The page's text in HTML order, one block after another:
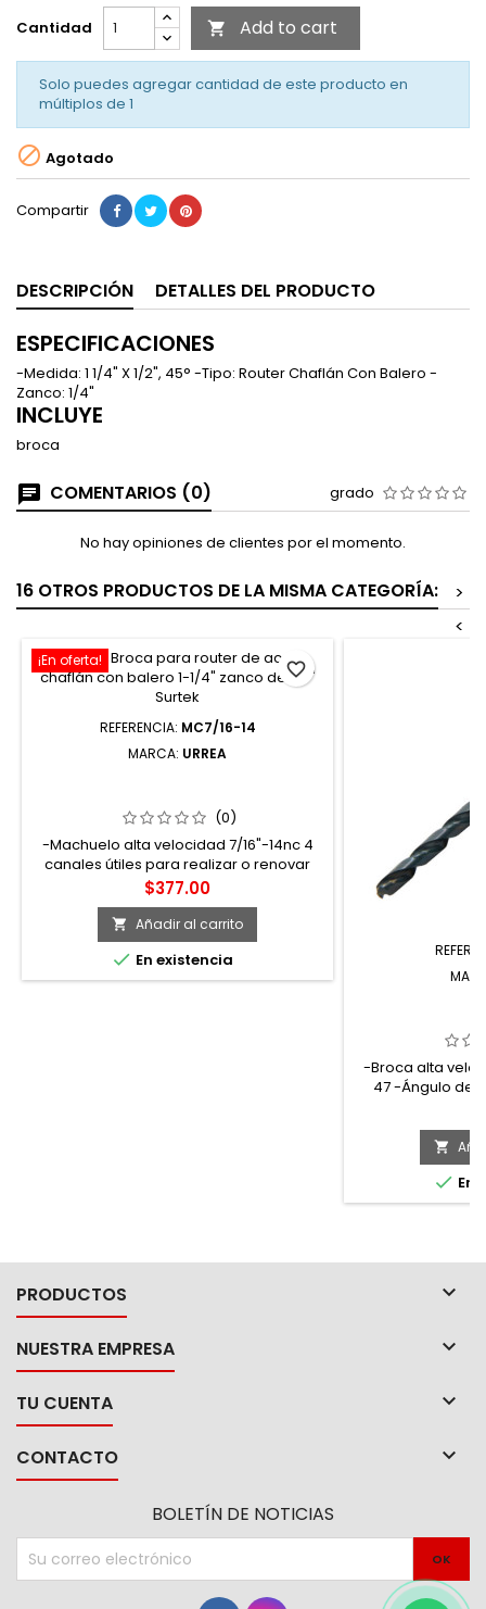
Cantidad  Add to cart
Solo puedes agregar cantidad de este producto en
múltiplos de 1
 Agotado
Compartir
DESCRIPCIÓN DETALLES DEL PRODUCTO
ESPECIFICACIONES
-Medida: 1 1/4" X 1/2", 45° -Tipo: Router Chaflán Con Balero -
Zanco: 1/4"
INCLUYE
broca
COMENTARIOS (0) grado
No hay opiniones de clientes por el momento.
16 OTROS PRODUCTOS DE LA MISMA CATEGORÍA:
>
<
¡En oferta!
REFERENCIA: MC7/16-14
MARCA: URREA
(0)
-Machuelo alta velocidad 7/16"-14nc 4
canales útiles para realizar o renovar
roscas internas
Precio
$377.00
 Añadir al carrito
 En existencia
favorite_border
ZANCO
-Broca alta
47 -Ángulo de

 En
PRODUCTOS 
NUESTRA EMPRESA 
TU CUENTA 
CONTACTO 
BOLETÍN DE NOTICIAS